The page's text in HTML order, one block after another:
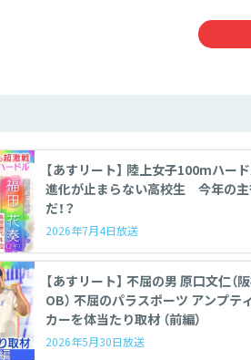
【あすリート】 陸上女子100mハー
進化が止まらない高校生 今年の
だ！？
2026年7月4日放送
【あすリート】 不屈の男 原口文仁（阪神
OB） 不屈のパラスポーツ アンプティサッ
カーを体当たり取材 （前編）
2026年5月30日放送